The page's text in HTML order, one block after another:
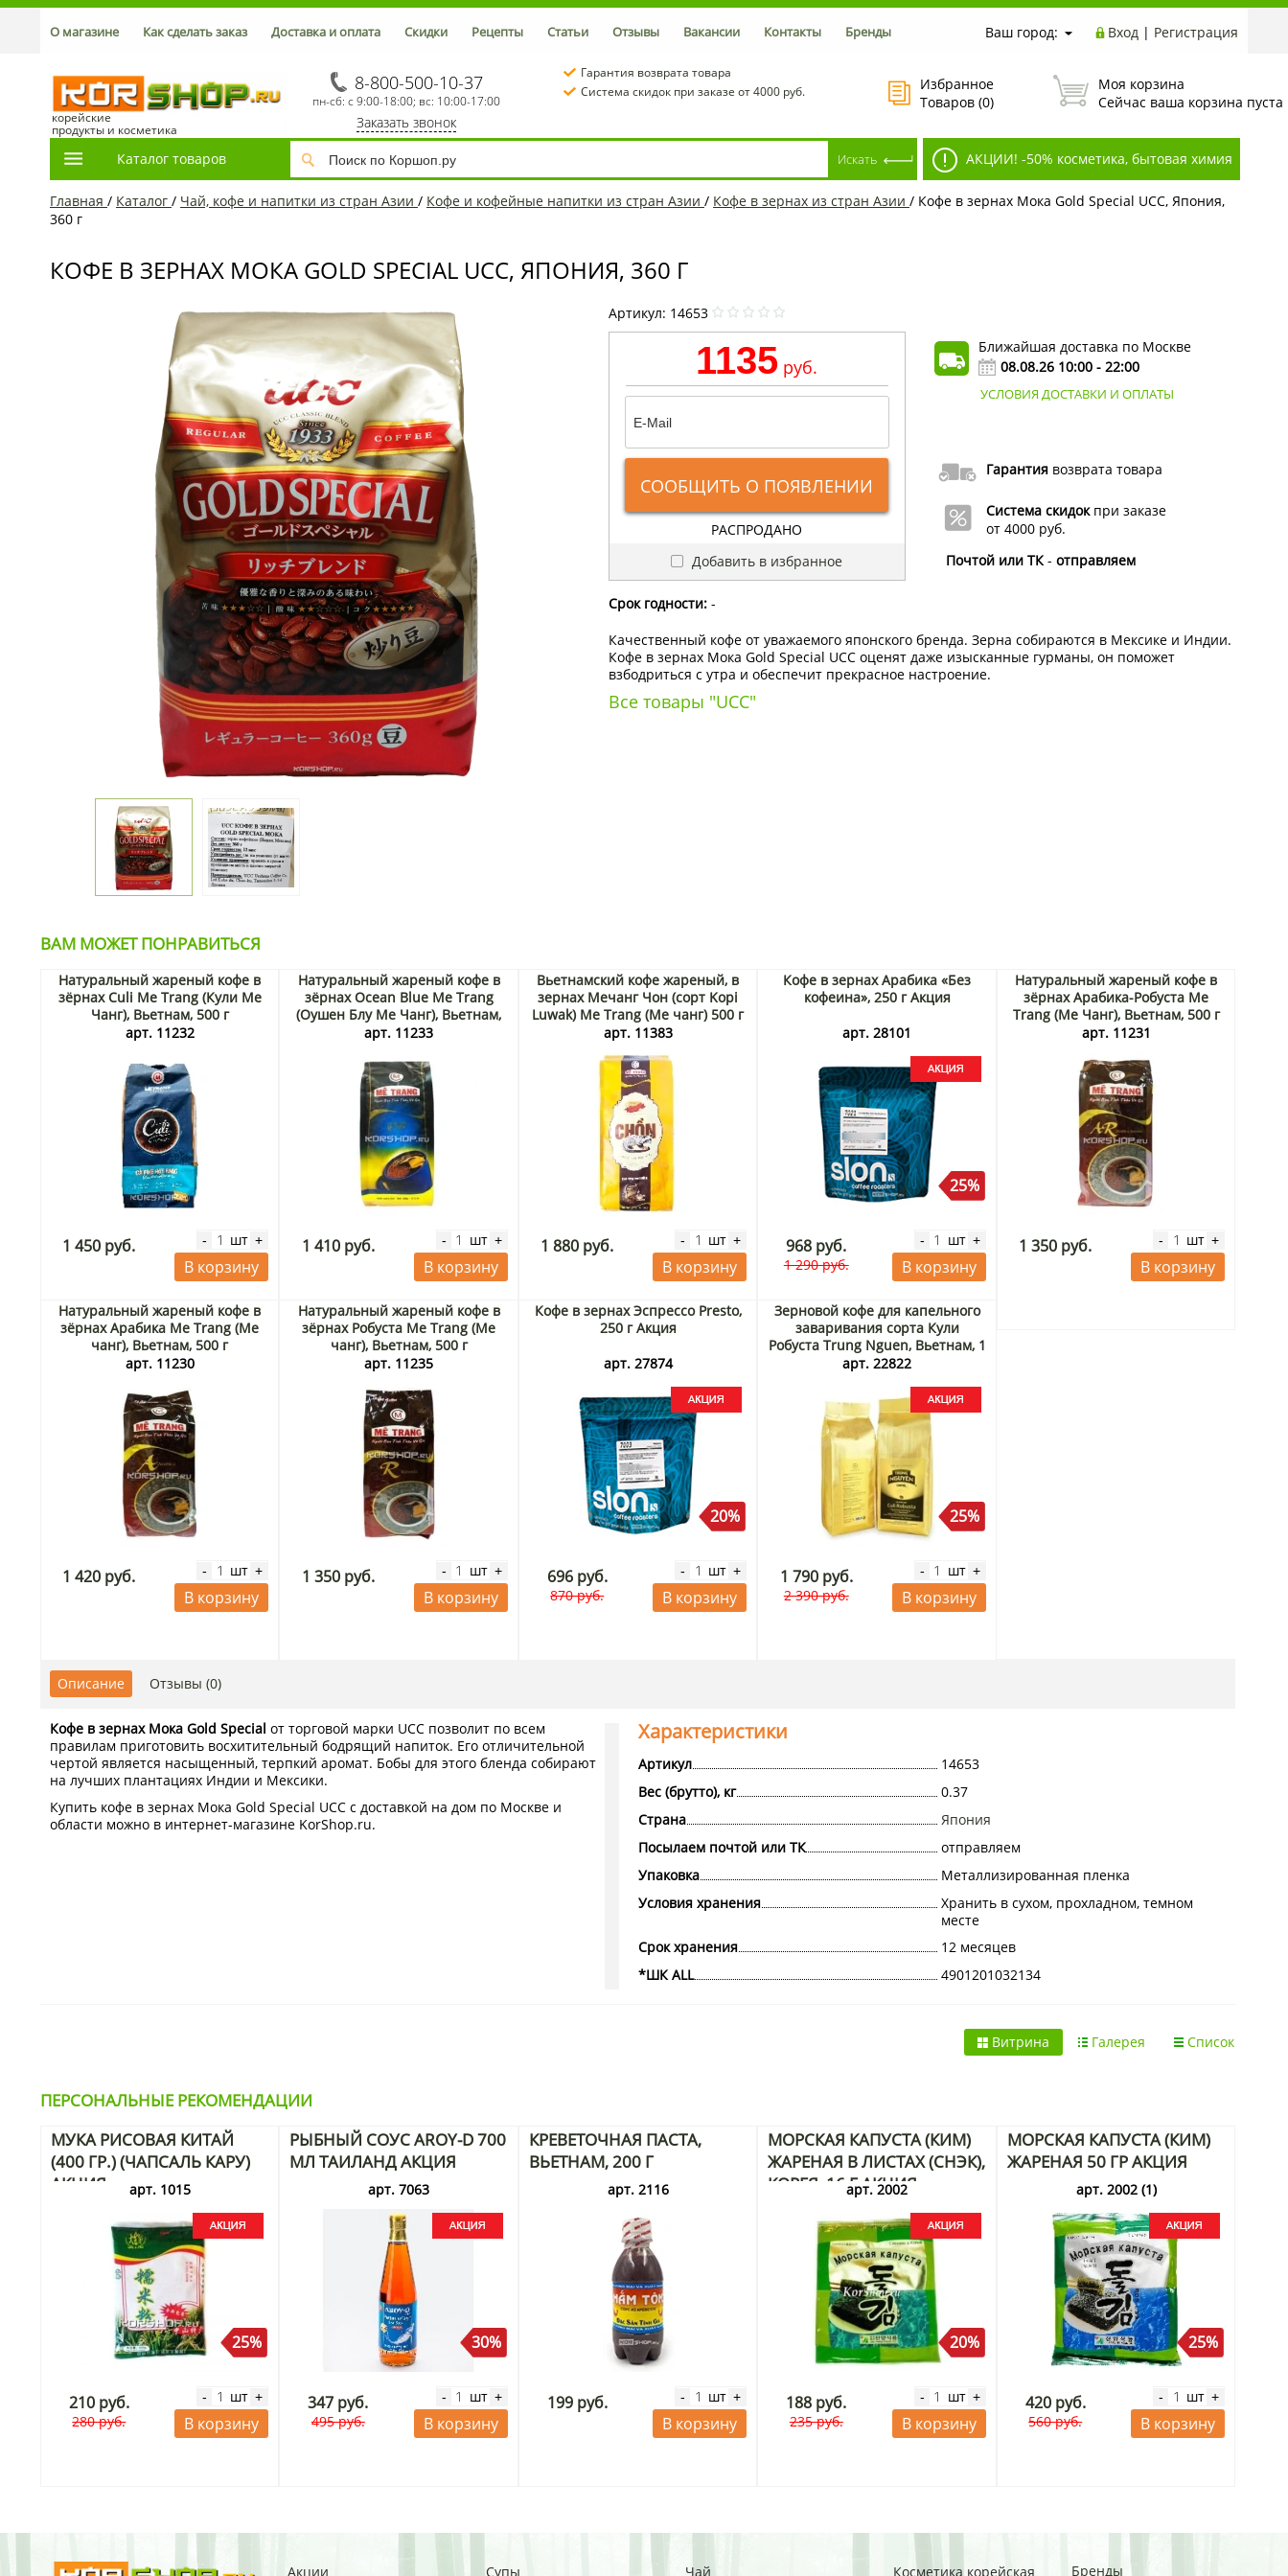
Ваш город: Вход | Регистрация
О магазине Как сделать заказ Доставка и оплата Скидки Рецепты Статьи Отзывы Вакансии Контакты Бренды
корейские
продукты и косметика
8-800-500-10-37
пн-сб: с 9:00-18:00; вс: 10:00-17:00
Заказать звонок
Гарантия возврата товара
Система скидок при заказе от 4000 руб.
Избранное
Товаров (0)
Моя корзина
Сейчас ваша корзина пуста
Каталог товаров АКЦИИ! -50% косметика, бытовая химия
Главная / Каталог / Чай, кофе и напитки из стран Азии / Кофе и кофейные напитки из стран Азии / Кофе в зернах из стран Азии / Кофе в зернах Мока Gold Special UCC, Япония,
360 г
КОФЕ В ЗЕРНАХ МОКА GOLD SPECIAL UCC, ЯПОНИЯ, 360 Г
Артикул: 14653
1135 руб.
СООБЩИТЬ О ПОЯВЛЕНИИ
РАСПРОДАНО
Добавить в избранное
Ближайшая доставка по Москве
08.08.26 10:00 - 22:00
УСЛОВИЯ ДОСТАВКИ И ОПЛАТЫ
Гарантиявозврата товара
Система скидокпри заказе
от 4000 руб.
Почтой или ТК- отправляем
Срок годности:-
Качественный кофе от уважаемого японского бренда. Зерна собираются в Мексике и Индии.
Кофе в зернах Мока Gold Special UCC оценят даже изысканные гурманы, он поможет
взбодриться с утра и обеспечит прекрасное настроение.
Все товары "UCC"
ВАМ МОЖЕТ ПОНРАВИТЬСЯ
Натуральный жареный кофе в
зёрнах Culi Me Trang (Кули Ме
Чанг), Вьетнам, 500 г
арт. 11232
1 450 руб. - шт +
В корзину
Натуральный жареный кофе в
зёрнах Ocean Blue Me Trang
(Оушен Блу Ме Чанг), Вьетнам,
500 г
арт. 11233
1 410 руб. - шт +
В корзину
Вьетнамский кофе жареный, в
зернах Мечанг Чон (сорт Kopi
Luwak) Me Trang (Ме чанг) 500 г
арт. 11383
1 880 руб. - шт +
В корзину
Кофе в зернах Арабика «Без
кофеина», 250 г Акция
арт. 28101
25%
968 руб.
1 290 руб.
- шт +
В корзину
Натуральный жареный кофе в
зёрнах Арабика-Робуста Me
Trang (Ме Чанг), Вьетнам, 500 г
арт. 11231
1 350 руб. - шт +
В корзину
Натуральный жареный кофе в
зёрнах Арабика Me Trang (Ме
чанг), Вьетнам, 500 г
арт. 11230
1 420 руб. - шт +
В корзину
Натуральный жареный кофе в
зёрнах Робуста Me Trang (Ме
чанг), Вьетнам, 500 г
арт. 11235
1 350 руб. - шт +
В корзину
Кофе в зернах Эспрессо Presto,
250 г Акция
арт. 27874
20%
696 руб.
870 руб.
- шт +
В корзину
Зерновой кофе для капельного
заваривания сорта Кули
Робуста Trung Nguen, Вьетнам, 1
кг Акция
арт. 22822
25%
1 790 руб.
2 390 руб.
- шт +
В корзину
Описание Отзывы (0)
Характеристики
Артикул
14653
Вес (брутто), кг
0.37
Страна
Япония
Посылаем почтой или ТК
отправляем
Упаковка
Металлизированная пленка
Условия хранения
Хранить в сухом, прохладном, темном
месте
Срок хранения
12 месяцев
*ШК ALL
4901201032134
Кофе в зернах Мока Gold Special от торговой марки UCC позволит по всем
правилам приготовить восхитительный бодрящий напиток. Его отличительной
чертой является насыщенный, терпкий аромат. Бобы для этого бленда собирают
на лучших плантациях Индии и Мексики.
Купить кофе в зернах Мока Gold Special UCC с доставкой на дом по Москве и
области можно в интернет-магазине KorShop.ru.
Список
Галерея
Витрина
ПЕРСОНАЛЬНЫЕ РЕКОМЕНДАЦИИ
МУКА РИСОВАЯ КИТАЙ
(400 ГР.) (ЧАПСАЛЬ КАРУ)
АКЦИЯ
арт. 1015
25%
210 руб.
280 руб.
- шт +
В корзину
РЫБНЫЙ СОУС AROY-D 700
МЛ ТАИЛАНД АКЦИЯ
арт. 7063
30%
347 руб.
495 руб.
- шт +
В корзину
КРЕВЕТОЧНАЯ ПАСТА,
ВЬЕТНАМ, 200 Г
арт. 2116
199 руб. - шт +
В корзину
МОРСКАЯ КАПУСТА (КИМ)
ЖАРЕНАЯ В ЛИСТАХ (СНЭК),
КОРЕЯ, 16 Г АКЦИЯ
арт. 2002
20%
188 руб.
235 руб.
- шт +
В корзину
МОРСКАЯ КАПУСТА (КИМ)
ЖАРЕНАЯ 50 ГР АКЦИЯ
арт. 2002 (1)
25%
420 руб.
560 руб.
- шт +
В корзину
Акции Супы Чай Косметика корейская Бренды